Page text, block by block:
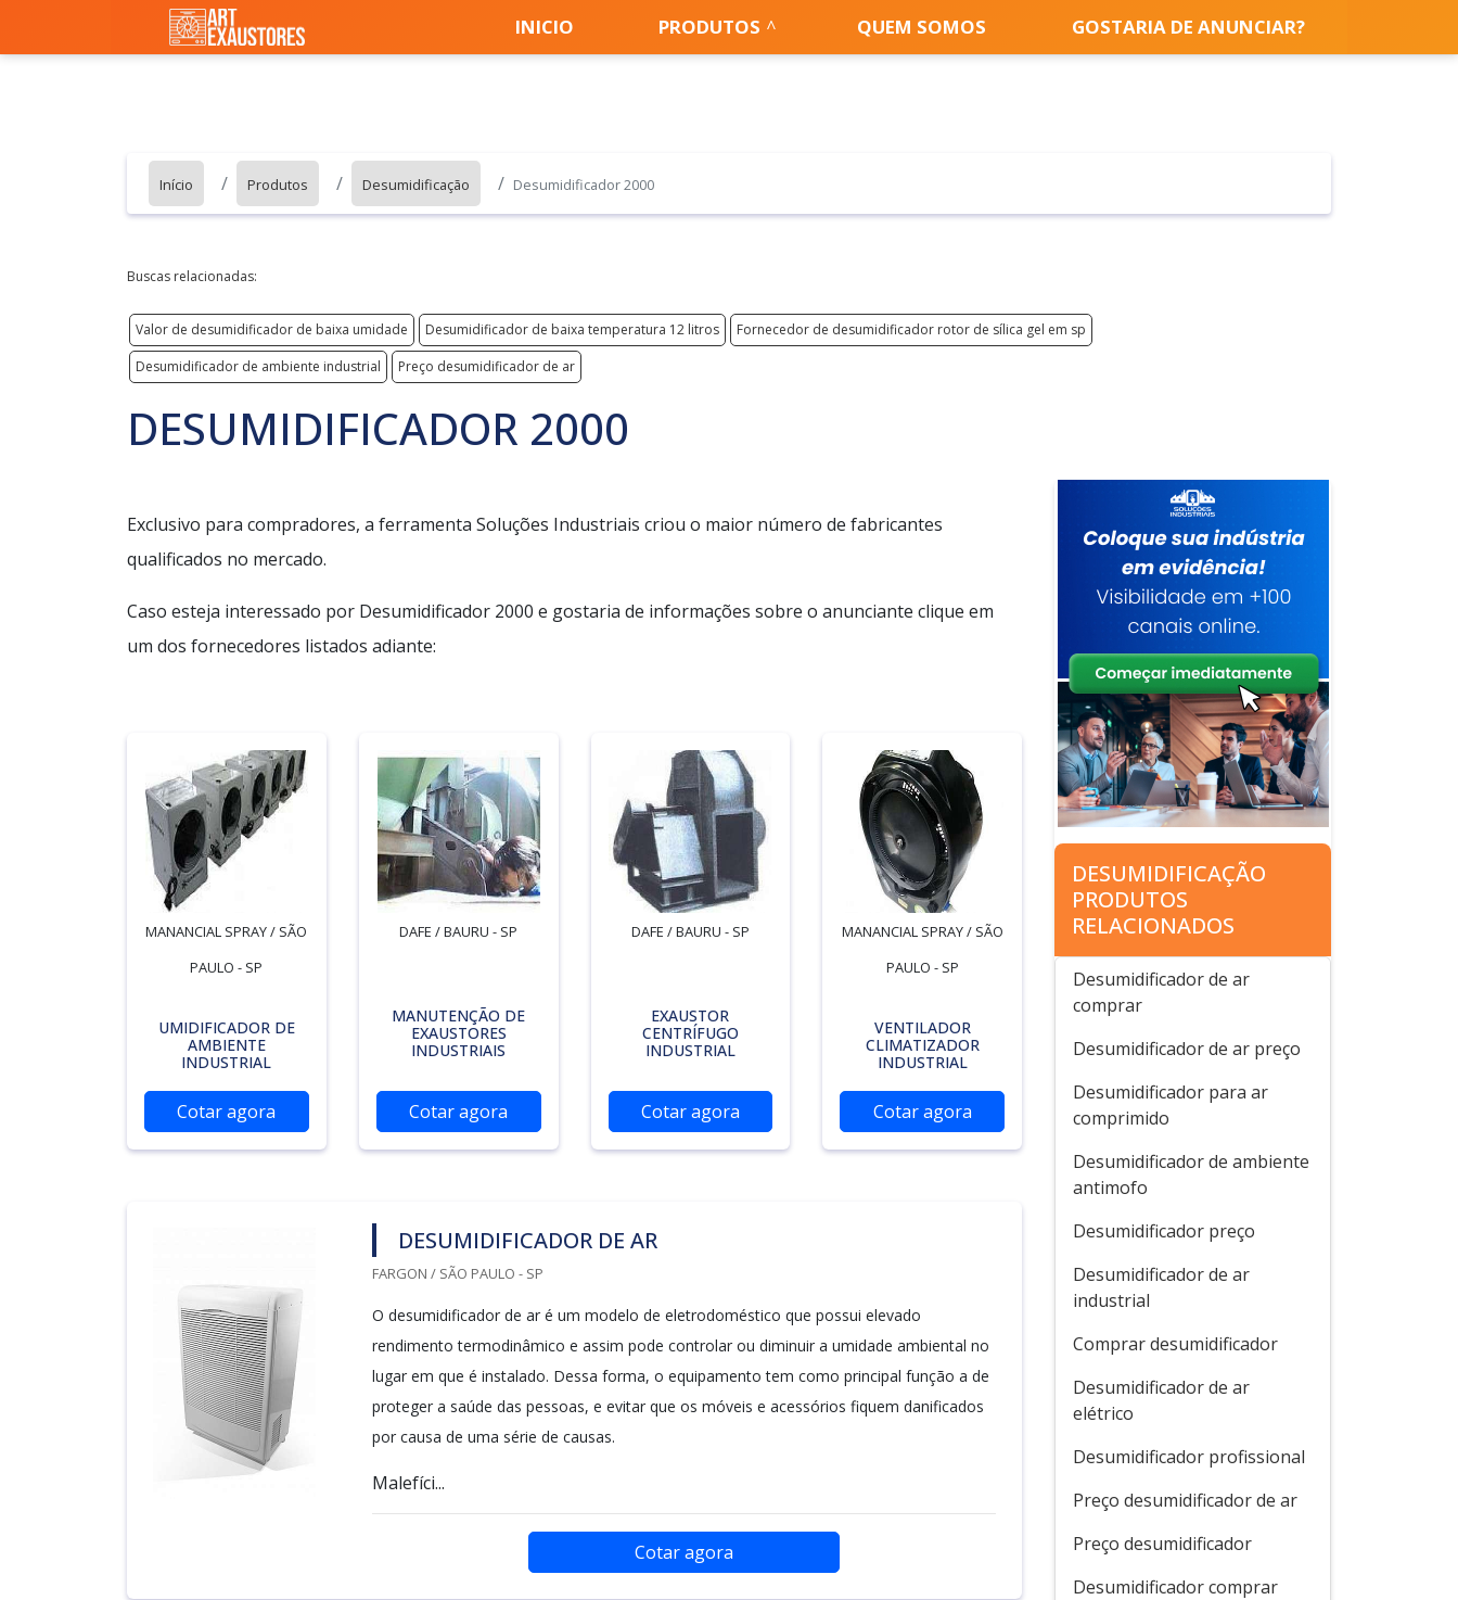
INICIO PRODUTOS QUEM SOMOS GOSTARIA DE ANUNCIAR?
Início Produtos Desumidificação Desumidificador 2000
Buscas relacionadas:
Valor de desumidificador de baixa umidade Desumidificador de baixa temperatura 12 litros
Fornecedor de desumidificador rotor de sílica gel em sp
Desumidificador de ambiente industrial
Preço desumidificador de ar
DESUMIDIFICADOR 2000
Exclusivo para compradores, a ferramenta Soluções Industriais criou o maior número de fabricantes
qualificados no mercado.
Caso esteja interessado por Desumidificador 2000 e gostaria de informações sobre o anunciante clique em
um dos fornecedores listados adiante:
MANANCIAL SPRAY / SÃO
PAULO - SP
UMIDIFICADOR DE
AMBIENTE
INDUSTRIAL
Cotar agora
DAFE / BAURU - SP
MANUTENÇÃO DE
EXAUSTORES
INDUSTRIAIS
Cotar agora
DAFE / BAURU - SP
EXAUSTOR
CENTRÍFUGO
INDUSTRIAL
Cotar agora
MANANCIAL SPRAY / SÃO
PAULO - SP
VENTILADOR
CLIMATIZADOR
INDUSTRIAL
Cotar agora
DESUMIDIFICADOR DE AR
FARGON / SÃO PAULO - SP
O desumidificador de ar é um modelo de eletrodoméstico que possui elevado
rendimento termodinâmico e assim pode controlar ou diminuir a umidade ambiental no
lugar em que é instalado. Dessa forma, o equipamento tem como principal função a de
proteger a saúde das pessoas, e evitar que os móveis e acessórios fiquem danificados
por causa de uma série de causas.
Malefíci...
Cotar agora
DESUMIDIFICAÇÃO
PRODUTOS
RELACIONADOS
Desumidificador de ar
comprar
Desumidificador de ar preço
Desumidificador para ar
comprimido
Desumidificador de ambiente
antimofo
Desumidificador preço
Desumidificador de ar
industrial
Comprar desumidificador
Desumidificador de ar
elétrico
Desumidificador profissional
Preço desumidificador de ar
Preço desumidificador
Desumidificador comprar